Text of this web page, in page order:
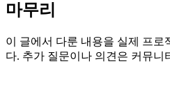
마무리
이 글에서 다룬 내용을 실제 프로
다. 추가 질문이나 의견은 커뮤니